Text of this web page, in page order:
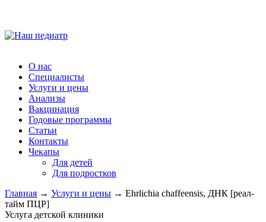
О нас
Специалисты
Услуги и цены
Анализы
Вакцинация
Годовые программы
Статьи
Контакты
Чекапы
Для детей
Для подростков
Главная → Услуги и цены → Ehrlichia chaffeensis, ДНК [реал-
тайм ПЦР]
Услуга детской клиники